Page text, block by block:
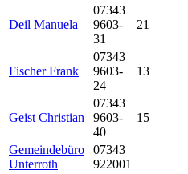
Deil Manuela
07343
9603-
31
21
Fischer Frank
07343
9603-
24
13
Geist Christian
07343
9603-
40
15
Gemeindebüro
Unterroth
07343
922001